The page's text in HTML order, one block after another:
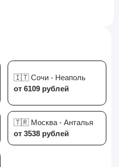
🇮🇹 Сочи - Неаполь
от 6109 рублей
🇹🇷 Москва - Анталья
от 3538 рублей